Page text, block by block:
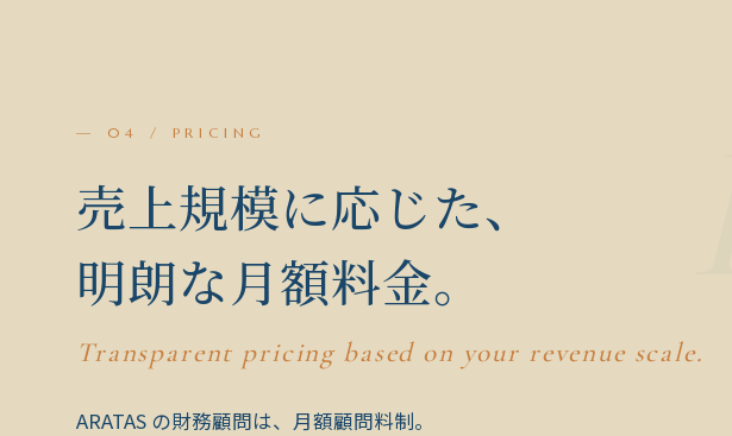
— 04 / PRICING
売上規模に応じた、
明朗な月額料金。
Transparent pricing based on your revenue scale.
ARATAS の財務顧問は、月額顧問料制。